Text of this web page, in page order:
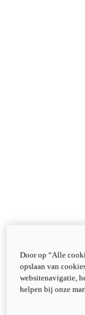
Door op “Alle
opslaan van
websitenavigatie,
helpen bij onze